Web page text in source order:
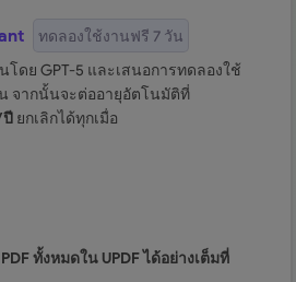
ทดลองใช้งานฟรี 7 วัน
โดย GPT-5 และเสนอการทดลองใช้
จากนั้นจะต่ออายุอัตโนมัติที่
ยกเลิกได้ทุกเมื่อ
ทั้งหมดใน UPDF ได้อย่างเต็มที่